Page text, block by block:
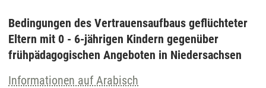
Bedingungen des Vertrauensaufbaus geflüchteter
Eltern mit 0 - 6-jährigen Kindern gegenüber
frühpädagogischen Angeboten in Niedersachsen
Informationen auf Arabisch